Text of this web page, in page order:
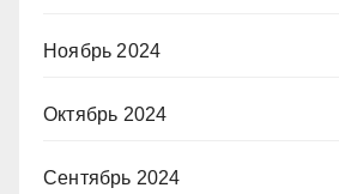
Ноябрь 2024
Октябрь 2024
Сентябрь 2024